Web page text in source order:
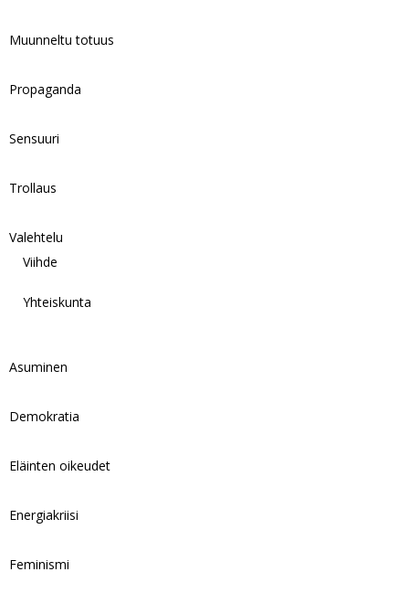
Muunneltu totuus
Propaganda
Sensuuri
Trollaus
Valehtelu
Viihde
Yhteiskunta
Asuminen
Demokratia
Eläinten oikeudet
Energiakriisi
Feminismi